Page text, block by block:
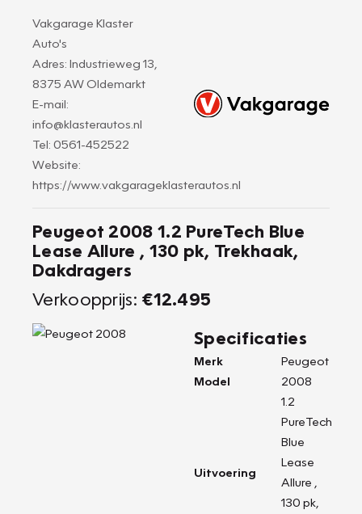
Vakgarage Klaster
Auto's
Adres: Industrieweg 13,
8375 AW Oldemarkt
E-mail:
info@klasterautos.nl
Tel: 0561-452522
Website:
https://www.vakgarageklasterautos.nl
Peugeot 2008 1.2 PureTech Blue
Lease Allure , 130 pk, Trekhaak,
Dakdragers
Verkoopprijs: €12.495
Specificaties
Merk
Peugeot
Model
2008
Uitvoering
1.2
PureTech
Blue
Lease
Allure ,
130 pk,